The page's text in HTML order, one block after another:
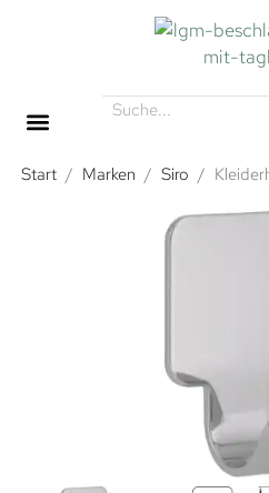
Start / Marken / Siro /